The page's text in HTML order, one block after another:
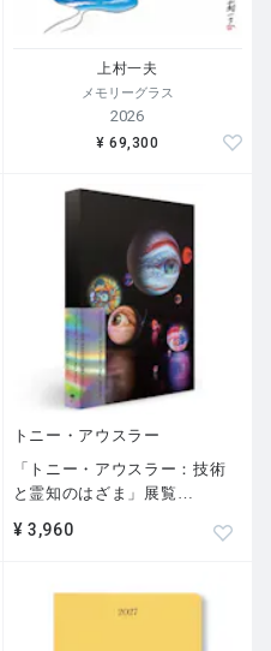
上村一夫
メモリーグラス
2026
¥ 69,300
トニー・アウスラー
「トニー・アウスラー：技術
と霊知のはざま」展覧
¥ 3,960